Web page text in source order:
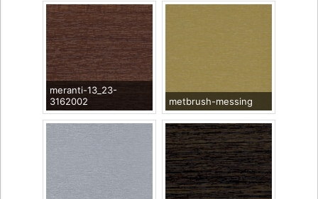
meranti-13_23-
3162002
metbrush-messing